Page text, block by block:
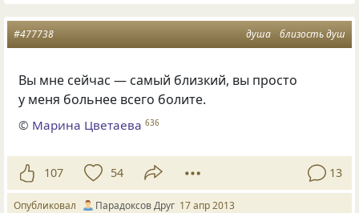
душа близость душ
#477738
Вы мне сейчас — самый близкий, вы просто
у меня больнее всего болите.
© Марина Цветаева 636
107 54 13
Опубликовал Парадоксов Друг 17 апр 2013